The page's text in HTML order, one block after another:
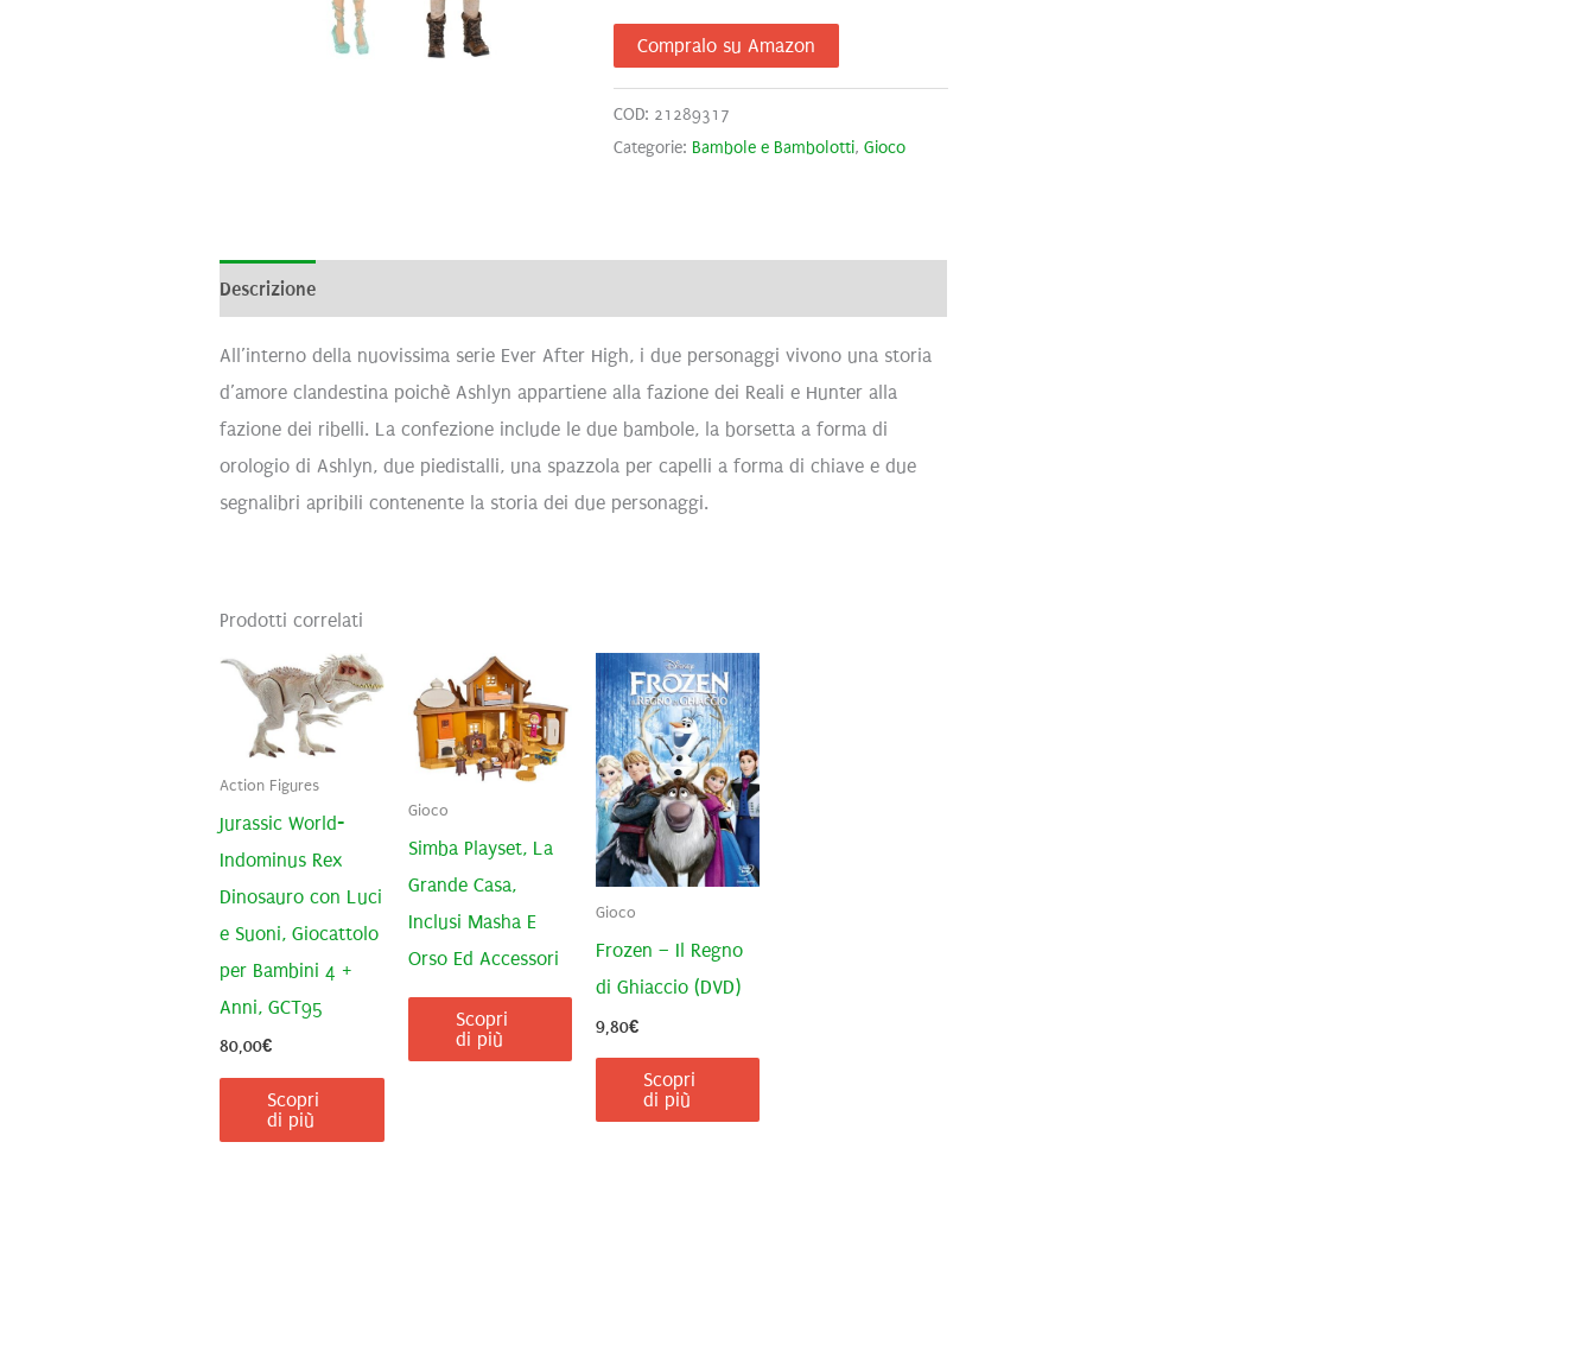
Compralo su Amazon
COD: 21289317
Categorie: Bambole e Bambolotti, Gioco
Descrizione
All’interno della nuovissima serie Ever After High, i due personaggi vivono una storia
d’amore clandestina poichè Ashlyn appartiene alla fazione dei Reali e Hunter alla
fazione dei ribelli. La confezione include le due bambole, la borsetta a forma di
orologio di Ashlyn, due piedistalli, una spazzola per capelli a forma di chiave e due
segnalibri apribili contenente la storia dei due personaggi.
Prodotti correlati
Action Figures
Jurassic World-
Indominus Rex
Dinosauro con Luci
e Suoni, Giocattolo
per Bambini 4 +
Anni, GCT95
80,00€
Scopri
di più
Gioco
Simba Playset, La
Grande Casa,
Inclusi Masha E
Orso Ed Accessori
Scopri
di più
Gioco
Frozen – Il Regno
di Ghiaccio (DVD)
9,80€
Scopri
di più